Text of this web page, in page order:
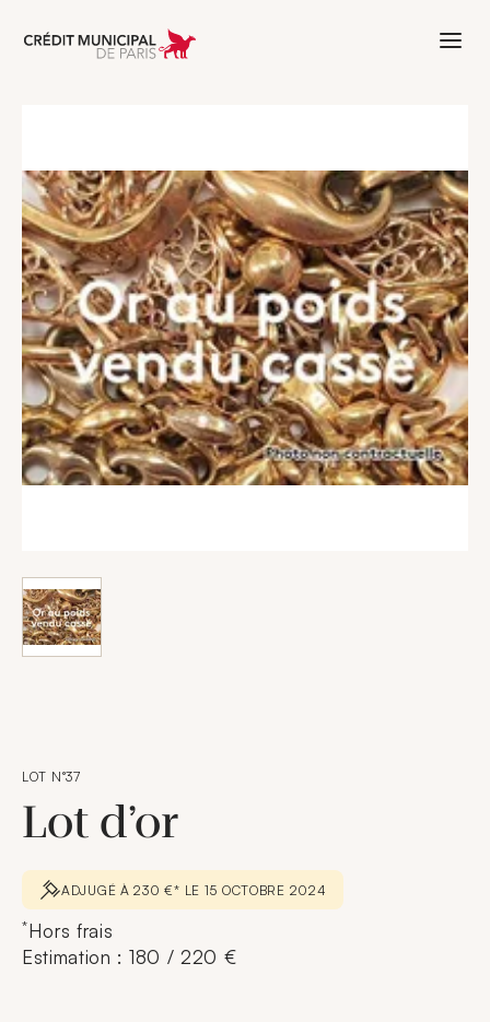
Aller à l'accueil de Crédit Municipal
LOT N°37
Lot d’or
ADJUGÉ À 230 €* LE 15 OCTOBRE 2024
*Hors frais
Estimation : 180 / 220 €